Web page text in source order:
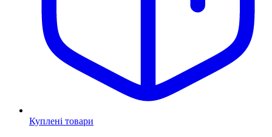
Куплені товари